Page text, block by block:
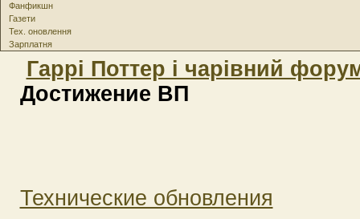
Фанфикшн
Газети
Тех. оновлення
Зарплатня
Гаррі Поттер і чарівний
Достижение ВП
Технические обновления